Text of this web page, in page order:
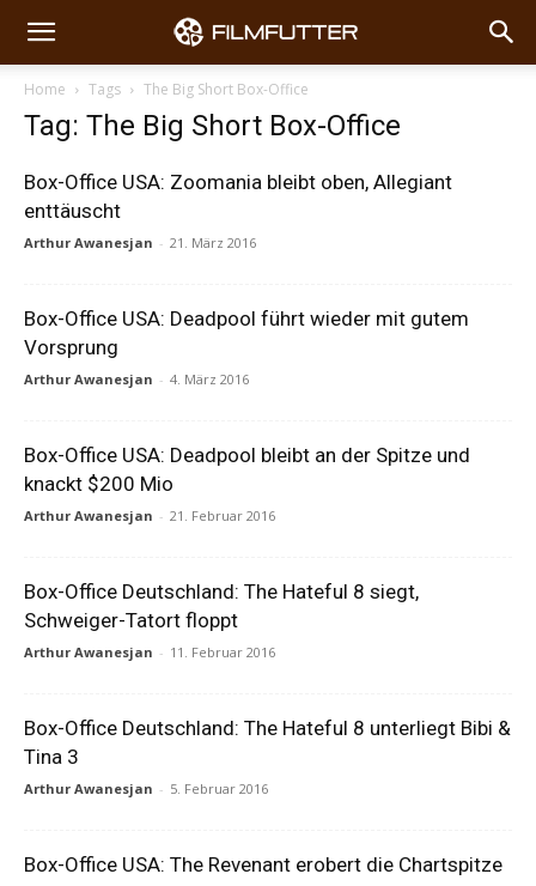
Home Tags The Big Short Box-Office
Tag: The Big Short Box-Office
Box-Office USA: Zoomania bleibt oben, Allegiant
enttäuscht
Arthur Awanesjan - 21. März 2016
Box-Office USA: Deadpool führt wieder mit gutem
Vorsprung
Arthur Awanesjan - 4. März 2016
Box-Office USA: Deadpool bleibt an der Spitze und
knackt $200 Mio
Arthur Awanesjan - 21. Februar 2016
Box-Office Deutschland: The Hateful 8 siegt,
Schweiger-Tatort floppt
Arthur Awanesjan - 11. Februar 2016
Box-Office Deutschland: The Hateful 8 unterliegt Bibi &
Tina 3
Arthur Awanesjan - 5. Februar 2016
Box-Office USA: The Revenant erobert die Chartspitze